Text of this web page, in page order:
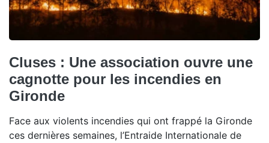
Cluses : Une association ouvre une
cagnotte pour les incendies en
Gironde
Face aux violents incendies qui ont frappé la Gironde
ces dernières semaines, l’Entraide Internationale de